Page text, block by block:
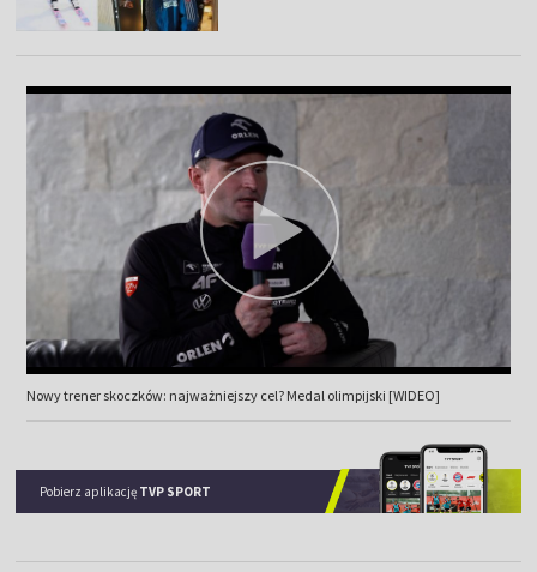
Nowy trener skoczków: najważniejszy cel? Medal olimpijski [WIDEO]
Pobierz aplikację TVP SPORT